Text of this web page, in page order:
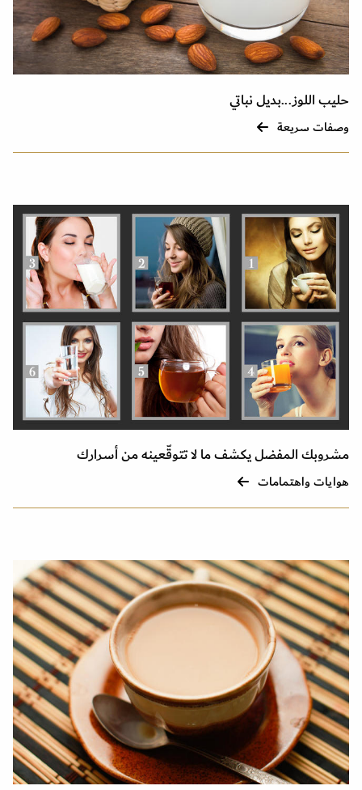
حليب اللوز...بديل نباتي
وصفات سريعة
مشروبك المفضل يكشف ما لا تتوقّعينه من أسرارك
هوايات واهتمامات